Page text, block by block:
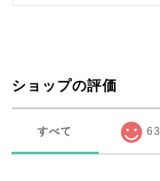
ショップの評価
すべて 63